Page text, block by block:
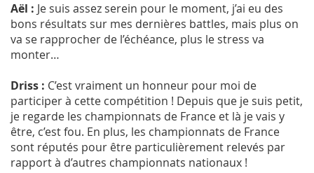
Aël : Je suis assez serein pour le moment, j’ai eu des
bons résultats sur mes dernières battles, mais plus on
va se rapprocher de l’échéance, plus le stress va
monter…
Driss : C’est vraiment un honneur pour moi de
participer à cette compétition ! Depuis que je suis petit,
je regarde les championnats de France et là je vais y
être, c’est fou. En plus, les championnats de France
sont réputés pour être particulièrement relevés par
rapport à d’autres championnats nationaux !